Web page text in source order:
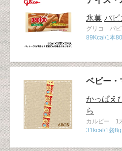
氷菓 パピ
グリコ パ
89Kcal/1本
ベビー・
かっぱえ
ら
カルビー 1
31kcal/1袋8g